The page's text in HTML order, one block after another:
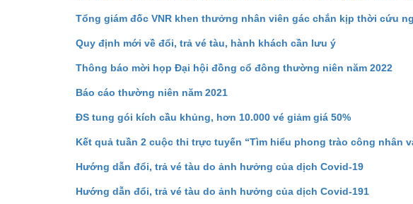
Tổng giám đốc VNR khen thưởng nhân viên gác chắn kịp thời cứu
Quy định mới về đổi, trả vé tàu, hành khách cần lưu ý
Thông báo mời họp Đại hội đồng cổ đông thường niên năm 2022
Báo cáo thường niên năm 2021
ĐS tung gói kích cầu khủng, hơn 10.000 vé giảm giá 50%
Kết quả tuần 2 cuộc thi trực tuyến “Tìm hiểu phong trào công nhân
Hướng dẫn đổi, trả vé tàu do ảnh hưởng của dịch Covid-19
Hướng dẫn đổi, trả vé tàu do ảnh hưởng của dịch Covid-191